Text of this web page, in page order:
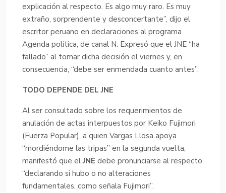
explicación al respecto. Es algo muy raro. Es muy
extraño, sorprendente y desconcertante”, dijo el
escritor peruano en declaraciones al programa
Agenda política, de canal N. Expresó que el JNE “ha
fallado” al tomar dicha decisión el viernes y, en
consecuencia, “debe ser enmendada cuanto antes”.
TODO DEPENDE DEL JNE
Al ser consultado sobre los requerimientos de
anulación de actas interpuestos por Keiko Fujimori
(Fuerza Popular), a quien Vargas Llosa apoya
“mordiéndome las tripas” en la segunda vuelta,
manifestó que elJNE debe pronunciarse al respecto
“declarando si hubo o no alteraciones
fundamentales, como señala Fujimori”.